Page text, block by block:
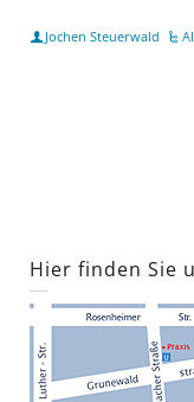
Jochen Steuerwald
Hier finden Sie